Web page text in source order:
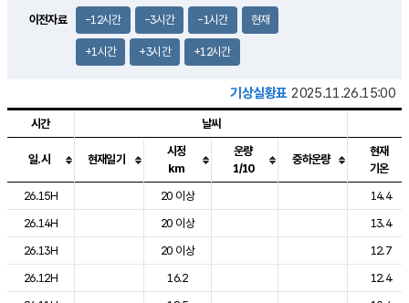
이전자료 -12시간 -3시간 -1시간 현재
+1시간 +3시간 +12시간
기상실황표 2025.11.26.15:00
도시별 기상실황표로 지점, 날씨, 기온, 강수, 바람, 기압등을 안내한 표입
시간 날씨
일.시 현재일기
시정
km
운량
1/10
중하운량
현재
기온
26.15H
20 이상
14.4
26.14H
20 이상
13.4
26.13H
20 이상
12.7
26.12H
16.2
12.4